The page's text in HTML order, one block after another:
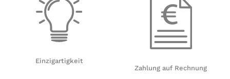
Einzigartigkeit
Zahlung auf Rechnung